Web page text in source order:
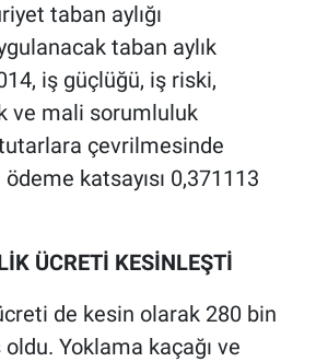
taban aylığı
taban aylık
iş güçlüğü, iş riski,
ve mali sorumluluk
tutarlara çevrilmesinde
katsayısı 0,371113
ÜCRETİ KESİNLEŞTİ
de kesin olarak 280 bin
Yoklama kaçağı ve